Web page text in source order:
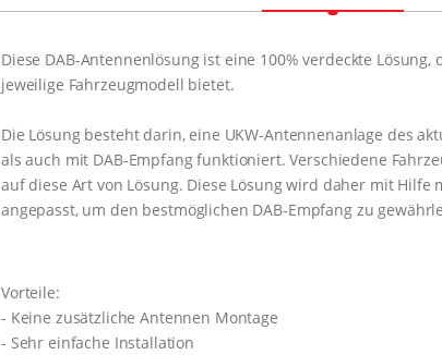
Diese DAB-Antennenlösung ist eine 100% verdeckte
jeweilige Fahrzeugmodell bietet.
Die Lösung besteht darin, eine UKW-Antennenanlage des
als auch mit DAB-Empfang funktioniert. Verschiedene
auf diese Art von Lösung. Diese Lösung wird daher mit
angepasst, um den bestmöglichen DAB-Empfang zu
Vorteile:
- Keine zusätzliche Antennen Montage
- Sehr einfache Installation